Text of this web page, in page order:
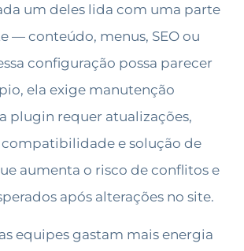
um deles lida com uma parte
— conteúdo, menus, SEO ou
configuração possa parecer
ela exige manutenção
plugin requer atualizações,
compatibilidade e solução de
aumenta o risco de conflitos e
após alterações no site.
equipes gastam mais energia